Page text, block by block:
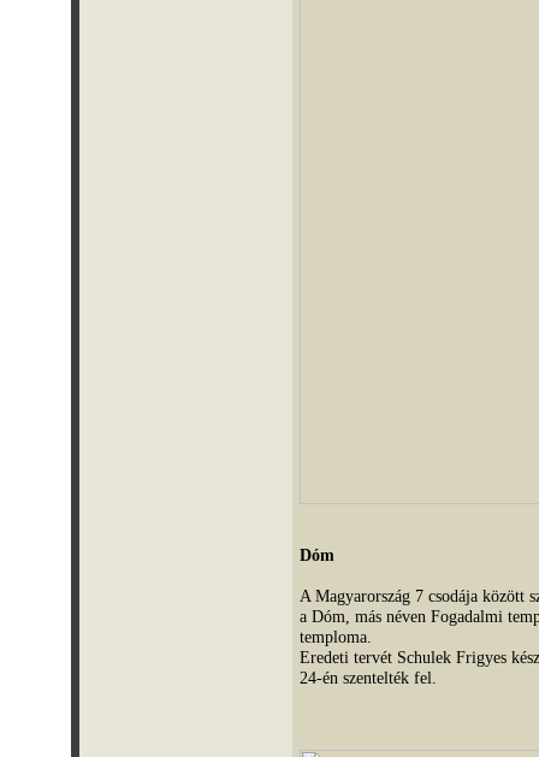
Dóm
A Magyarország 7 csodája között
a Dóm, más néven Fogadalmi
temploma.
Eredeti tervét Schulek Frigyes
24-én szentelték fel.